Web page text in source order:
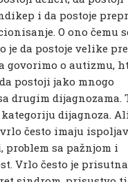
i da postoje
O ono čemu
je da postoje velike
govorimo o autizmu,
postoji jako mnogo
drugim dijagnozama.
dijagnoza.
često imaju
problem sa pažnjom i
Vrlo često je prisutna